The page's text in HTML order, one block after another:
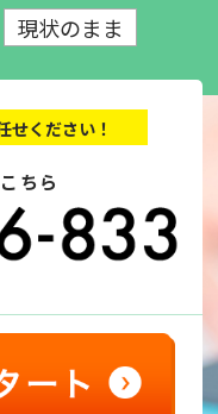
現状のまま
せください！
ちら